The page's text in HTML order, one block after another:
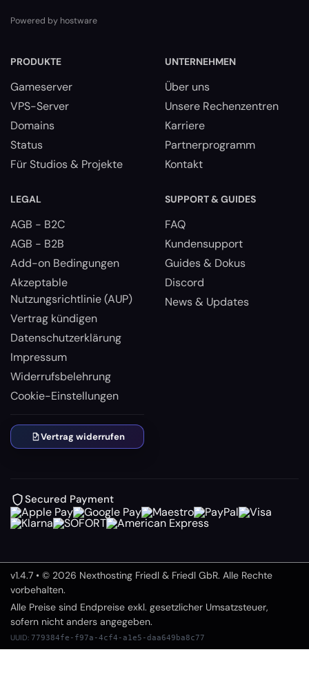
Powered by hostware
PRODUKTE
Gameserver
VPS-Server
Domains
Status
Für Studios & Projekte
UNTERNEHMEN
Über uns
Unsere Rechenzentren
Karriere
Partnerprogramm
Kontakt
LEGAL
AGB - B2C
AGB - B2B
Add-on Bedingungen
Akzeptable
Nutzungsrichtlinie (AUP)
Vertrag kündigen
Datenschutzerklärung
Impressum
Widerrufsbelehrung
Cookie-Einstellungen
Vertrag widerrufen
SUPPORT & GUIDES
FAQ
Kundensupport
Guides & Dokus
Discord
News & Updates
Secured Payment
v1.4.7 • © 2026 Nexthosting Friedl & Friedl GbR. Alle Rechte
vorbehalten.
Alle Preise sind Endpreise exkl. gesetzlicher Umsatzsteuer,
sofern nicht anders angegeben.
UUID: 779384fe-f97a-4cf4-a1e5-daa649ba8c77